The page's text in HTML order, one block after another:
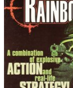
00:24:11
00:24:50 -
00:25:56 -